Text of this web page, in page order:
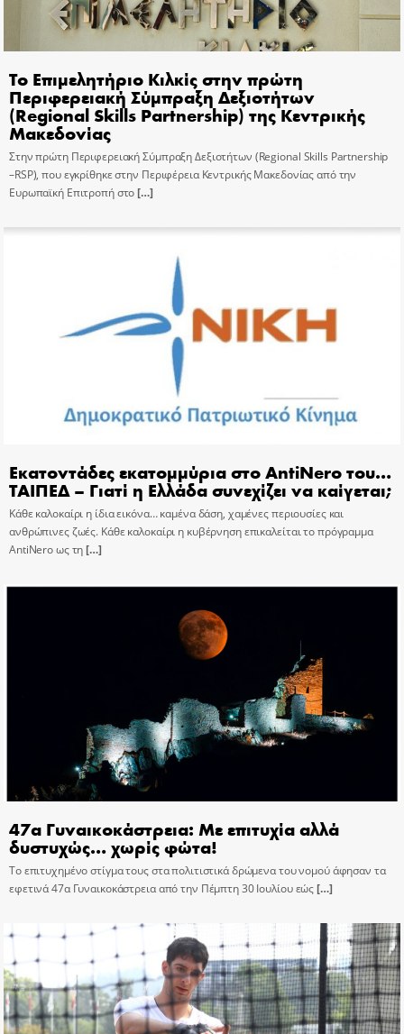
Το Επιμελητήριο Κιλκίς στην πρώτη
Περιφερειακή Σύμπραξη Δεξιοτήτων
(Regional Skills Partnership) της Κεντρικής
Μακεδονίας
Στην πρώτη Περιφερειακή Σύμπραξη Δεξιοτήτων (Regional Skills Partnership
–RSP), που εγκρίθηκε στην Περιφέρεια Κεντρικής Μακεδονίας από την
Ευρωπαϊκή Επιτροπή στο[…]
Εκατοντάδες εκατομμύρια στο AntiNero του…
ΤΑΙΠΕΔ – Γιατί η Ελλάδα συνεχίζει να καίγεται;
Κάθε καλοκαίρι η ίδια εικόνα… καμένα δάση, χαμένες περιουσίες και
ανθρώπινες ζωές. Κάθε καλοκαίρι η κυβέρνηση επικαλείται το πρόγραμμα
AntiNero ως τη[…]
47α Γυναικοκάστρεια: Με επιτυχία αλλά
δυστυχώς… χωρίς φώτα!
Το επιτυχημένο στίγμα τους στα πολιτιστικά δρώμενα του νομού άφησαν τα
εφετινά 47α Γυναικοκάστρεια από την Πέμπτη 30 Ιουλίου εώς[…]